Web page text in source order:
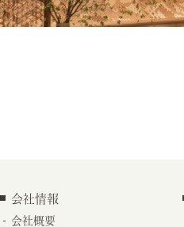
会社情報
会社概要